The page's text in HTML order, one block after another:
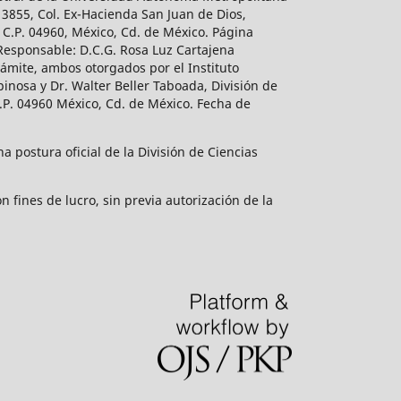
Col. Ex-Hacienda San Juan de Dios,
04960, México, Cd. de México. Página
D.C.G. Rosa Luz Cartajena
ambos otorgados por el Instituto
y Dr. Walter Beller Taboada, División de
04960 México, Cd. de México. Fecha de
postura oficial de la División de Ciencias
fines de lucro, sin previa autorización de la